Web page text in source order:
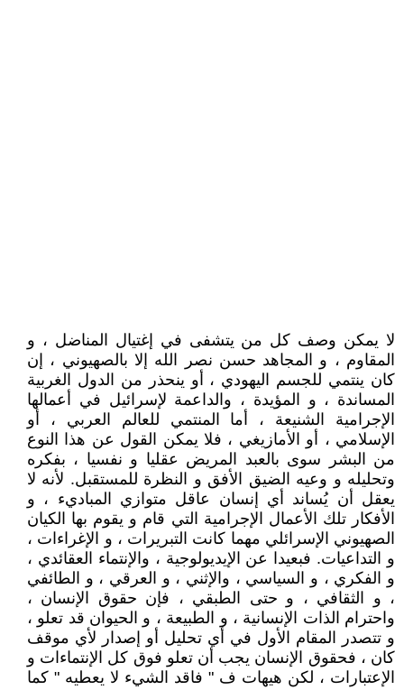
لا يمكن وصف كل من يتشفى في إغتيال المناضل ، و
المقاوم ، و المجاهد حسن نصر الله إلا بالصهيوني ، إن
كان ينتمي للجسم اليهودي ، أو ينحذر من الدول الغربية
المساندة ، و المؤيدة ، والداعمة لإسرائيل في أعمالها
الإجرامية الشنيعة ، أما المنتمي للعالم العربي ، أو
الإسلامي ، أو الأمازيغي ، فلا يمكن القول عن هذا النوع
من البشر سوى بالعبد المريض عقليا و نفسيا ، بفكره
وتحليله و وعيه الضيق الأفق و النظرة للمستقبل. لأنه لا
يعقل أن يُساند أي إنسان عاقل متوازي المباديء ، و
الأفكار تلك الأعمال الإجرامية التي قام و يقوم بها الكيان
الصهيوني الإسرائلي مهما كانت التبريرات ، و الإغراءات ،
و التداعيات. فبعيدا عن الإيديولوجية ، والإنتماء العقائدي ،
و الفكري ، و السياسي ، والإثني ، و العرقي ، و الطائفي
، و الثقافي ، و حتى الطبقي ، فإن حقوق الإنسان ،
واحترام الذات الإنسانية ، و الطبيعة ، و الحيوان قد تعلو ،
و تتصدر المقام الأول في أي تحليل أو إصدار لأي موقف
كان ، فحقوق الإنسان يجب أن تعلو فوق كل الإنتماءات و
الإعتبارات ، لكن هيهات ف " فاقد الشيء لا يعطيه " كما